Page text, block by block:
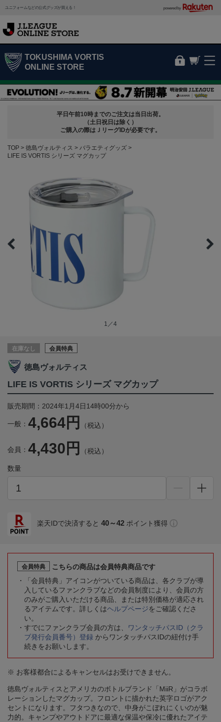
ユニフォームなどの公式グッズが買える！ powered by
TOKUSHIMA VORTIS
ONLINE STORE
平日午前10時までのご注文は当日出荷。
（土日祝日は除く）
ご購入の際はＪリーグIDが必要です。
TOP 徳島ヴォルティス
バラエティグッズ
LIFE IS VORTIS シリーズ マグカップ
1／4
在庫なし 会員特典
徳島ヴォルティス
LIFE IS VORTIS シリーズ マグカップ
販売期間：2024年1月4日14時00分から
一般： 4,664円 （税込）
会員： 4,430円 （税込）
数量
楽天IDで決済すると 40～42 ポイント獲得
会員特典
こちらの商品は会員特典商品です
「会員特典」アイコンがついている商品は、各クラブが導
入しているファンクラブなどの会員制度により、会員の方
のみがご購入いただける商品、または特別価格が適応され
るアイテムです。詳しくはヘルプページをご確認くださ
い。
すでにファンクラブ会員の方は、
ワンタッチパスID（クラ
ブ発行会員番号）登録 からワンタッチパスIDの紐付け手
続きをお願いします。
※ お客様都合によるキャンセルはお受けできません。
徳島ヴォルティスとアメリカのボトルブランド「MiiR」がコラボ
レーションしたマグカップ。フロントに描かれた英字ロゴがアク
セントになります。フタつきなので、中身がこぼれにくいのが魅
力的。キャンプやアウトドアに最適な保温や保冷に優れたアイテ